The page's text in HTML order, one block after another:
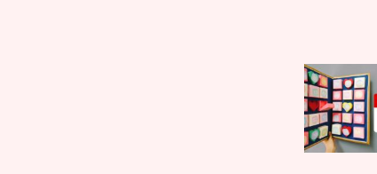
文
章
導
覽
Parent
post: